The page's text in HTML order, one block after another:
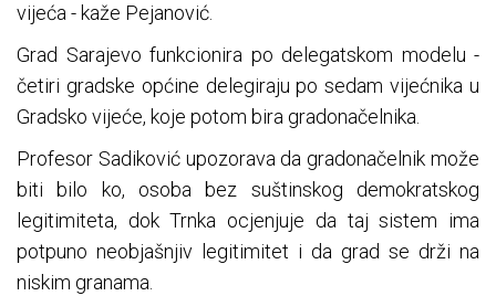
vijeća - kaže Pejanović.
Grad Sarajevo funkcionira po delegatskom modelu -
četiri gradske općine delegiraju po sedam vijećnika u
Gradsko vijeće, koje potom bira gradonačelnika.
Profesor Sadiković upozorava da gradonačelnik može
biti bilo ko, osoba bez suštinskog demokratskog
legitimiteta, dok Trnka ocjenjuje da taj sistem ima
potpuno neobjašnjiv legitimitet i da grad se drži na
niskim granama.